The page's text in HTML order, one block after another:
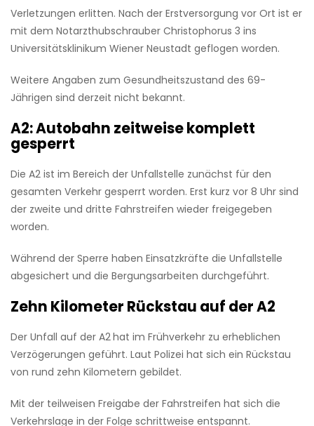
Verletzungen erlitten. Nach der Erstversorgung vor Ort ist er
mit dem Notarzthubschrauber Christophorus 3 ins
Universitätsklinikum Wiener Neustadt geflogen worden.
Weitere Angaben zum Gesundheitszustand des 69-
Jährigen sind derzeit nicht bekannt.
A2: Autobahn zeitweise komplett
gesperrt
Die A2 ist im Bereich der Unfallstelle zunächst für den
gesamten Verkehr gesperrt worden. Erst kurz vor 8 Uhr sind
der zweite und dritte Fahrstreifen wieder freigegeben
worden.
Während der Sperre haben Einsatzkräfte die Unfallstelle
abgesichert und die Bergungsarbeiten durchgeführt.
Zehn Kilometer Rückstau auf der A2
Der Unfall auf der A2hat im Frühverkehr zu erheblichen
Verzögerungen geführt. Laut Polizei hat sich ein Rückstau
von rund zehn Kilometern gebildet.
Mit der teilweisen Freigabe der Fahrstreifen hat sich die
Verkehrslage in der Folge schrittweise entspannt.